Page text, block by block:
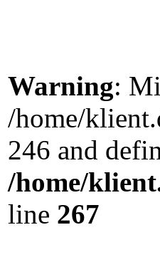
Warning:
/home/
246 and
/home/
line 267